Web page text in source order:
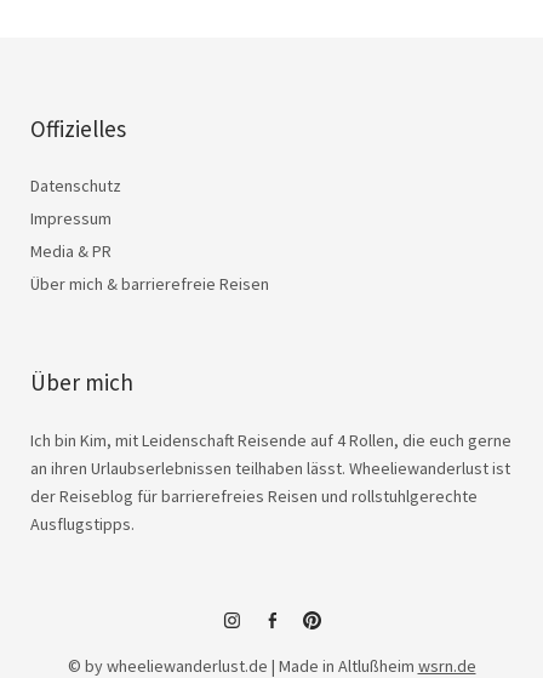
Offizielles
Datenschutz
Impressum
Media & PR
Über mich & barrierefreie Reisen
Über mich
Ich bin Kim, mit Leidenschaft Reisende auf 4 Rollen, die euch gerne
an ihren Urlaubserlebnissen teilhaben lässt. Wheeliewanderlust ist
der Reiseblog für barrierefreies Reisen und rollstuhlgerechte
Ausflugstipps.
instagramfacebook
© by wheeliewanderlust.de | Made in Altlußheim wsrn.de